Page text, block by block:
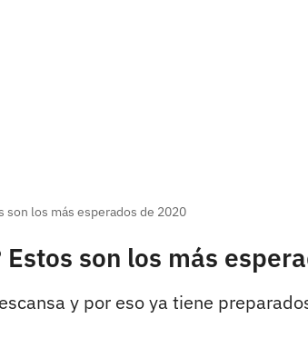
son los más esperados de 2020
son los más
y por eso ya tiene